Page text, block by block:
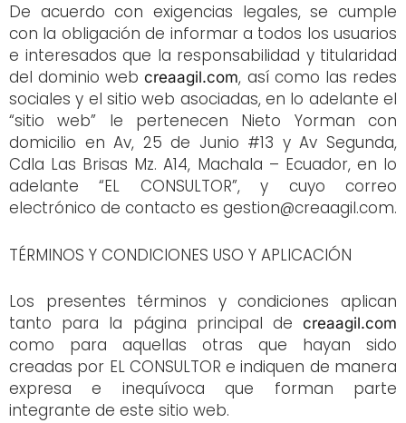
De acuerdo con exigencias legales, se cumple
con la obligación de informar a todos los usuarios
e interesados que la responsabilidad y titularidad
del dominio webcreaagil.com, así como las redes
sociales y el sitio web asociadas, en lo adelante el
“sitio web” le pertenecen Nieto Yorman con
domicilio en Av, 25 de Junio #13 y Av Segunda,
Cdla Las Brisas Mz. A14, Machala – Ecuador, en lo
adelante “EL CONSULTOR”, y cuyo correo
electrónico de contacto es gestion@creaagil.com.
TÉRMINOS Y CONDICIONES USO Y APLICACIÓN
Los presentes términos y condiciones aplican
tanto para la página principal de creaagil.com
como para aquellas otras que hayan sido
creadas por EL CONSULTOR e indiquen de manera
expresa e inequívoca que forman parte
integrante de este sitio web.